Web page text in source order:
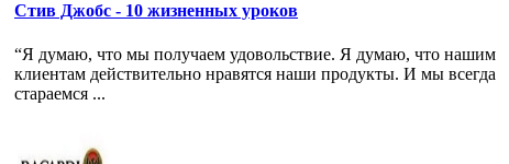
Стив Джобс - 10 жизненных уроков
“Я думаю, что мы получаем удовольствие. Я думаю, что нашим
клиентам действительно нравятся наши продукты. И мы всегда
стараемся ...